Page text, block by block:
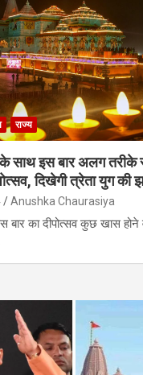
राज्य
साथ इस बार अलग तरीके
दिखेगी त्रेता युग
Anushka Chaurasiya
बार का दीपोत्सव कुछ खास होने